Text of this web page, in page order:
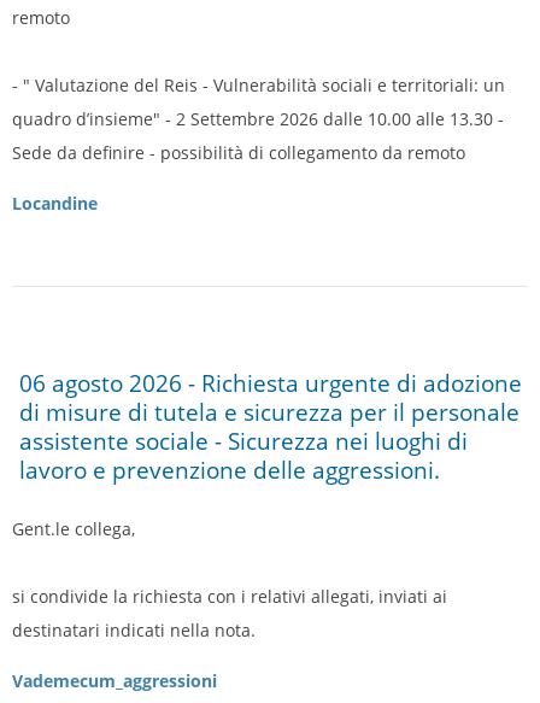
remoto
- " Valutazione del Reis - Vulnerabilità sociali e territoriali: un
quadro d’insieme" - 2 Settembre 2026 dalle 10.00 alle 13.30 -
Sede da definire - possibilità di collegamento da remoto
Locandine
06 agosto 2026 - Richiesta urgente di adozione
di misure di tutela e sicurezza per il personale
assistente sociale - Sicurezza nei luoghi di
lavoro e prevenzione delle aggressioni.
Gent.le collega,
si condivide la richiesta con i relativi allegati, inviati ai
destinatari indicati nella nota.
Vademecum_aggressioni